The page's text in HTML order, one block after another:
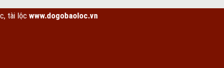
www.dogobaoloc.vn